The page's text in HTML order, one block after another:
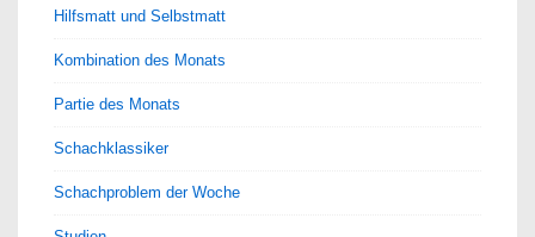
Hilfsmatt und Selbstmatt
Kombination des Monats
Partie des Monats
Schachklassiker
Schachproblem der Woche